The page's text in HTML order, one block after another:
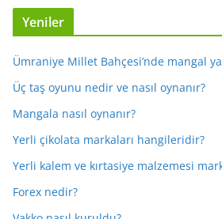
Yeniler
Ümraniye Millet Bahçesi’nde mangal
Üç taş oyunu nedir ve nasıl oynanır?
Mangala nasıl oynanır?
Yerli çikolata markaları hangileridir?
Yerli kalem ve kırtasiye malzemesi
Forex nedir?